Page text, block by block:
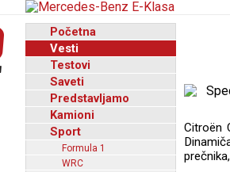
Početna
Vesti
Testovi
Saveti
Predstavljamo
Kamioni
Sport
Formula 1
WRC
Citroën